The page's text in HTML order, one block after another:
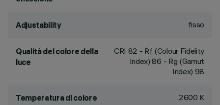
Adjustability fisso
Qualità del colore della
luce
CRI 82 - Rf (Colour Fidelity
Index) 86 - Rg (Gamut
Index) 98
Temperatura di colore 2600 K